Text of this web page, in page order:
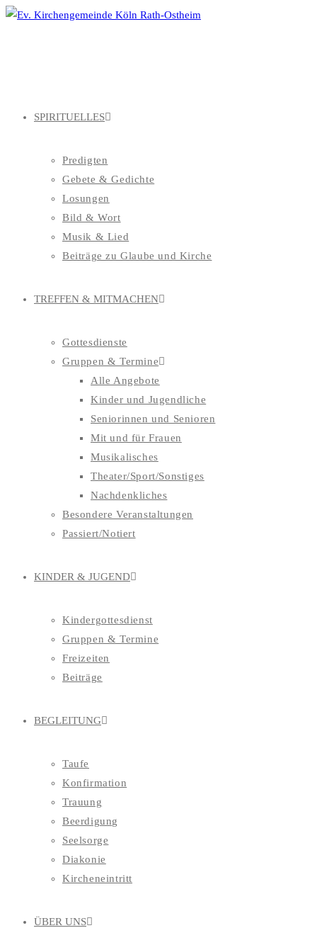
Zum
SPIRITUELLES
Predigten
Gebete & Gedichte
Losungen
Bild & Wort
Musik & Lied
Beiträge zu Glaube und Kirche
TREFFEN & MITMACHEN
Gottesdienste
Gruppen & Termine
Alle Angebote
Kinder und Jugendliche
Seniorinnen und Senioren
Mit und für Frauen
Musikalisches
Theater/Sport/Sonstiges
Nachdenkliches
Besondere Veranstaltungen
Passiert/Notiert
KINDER & JUGEND
Kindergottesdienst
Gruppen & Termine
Freizeiten
Beiträge
BEGLEITUNG
Taufe
Konfirmation
Trauung
Beerdigung
Seelsorge
Diakonie
Kircheneintritt
ÜBER UNS